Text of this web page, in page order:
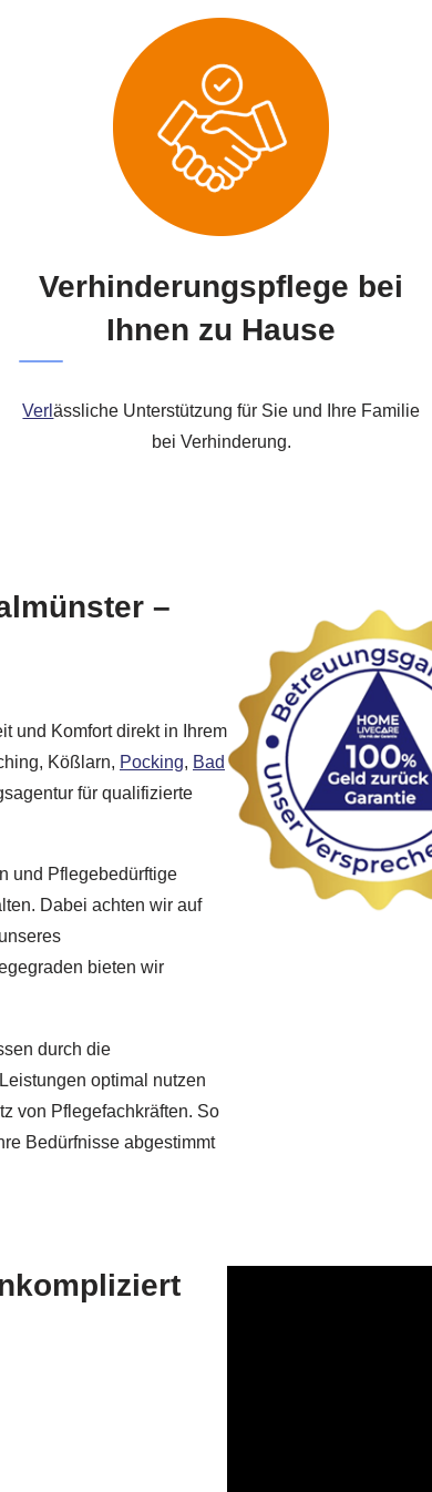
Verhinderungspflege bei
Ihnen zu Hause
Verlässliche Unterstützung für Sie und Ihre Familie
bei Verhinderung.
–
und Komfort direkt in Ihrem
Kößlarn, Pocking, Bad
für qualifizierte
und Pflegebedürftige
Dabei achten wir auf
bieten wir
durch die
optimal nutzen
von Pflegefachkräften. So
Bedürfnisse abgestimmt